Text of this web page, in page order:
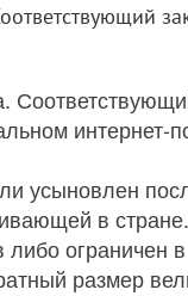
интернет-
усыновлен
в
либо ограничен
размер